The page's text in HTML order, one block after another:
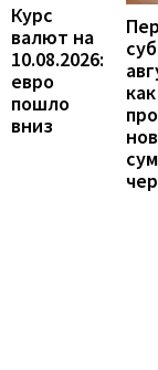
Курс
валют на
10.08.2026:
евро
пошло
вниз
как